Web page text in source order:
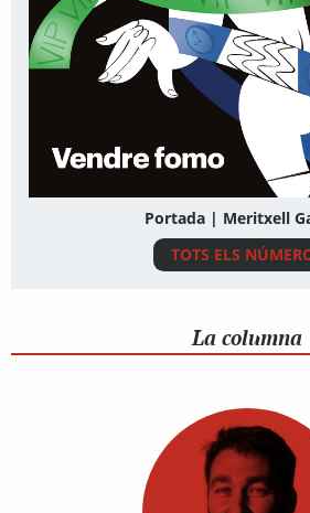
Portada | Meritxell
TOTS ELS
La columna